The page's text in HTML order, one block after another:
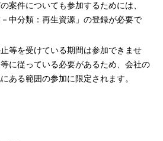
案件についても参加するためには、
－中分類：再生資源」の登録が必要で
等を受けている期間は参加できませ
に従っている必要があるため、会社の
ある範囲の参加に限定されます。